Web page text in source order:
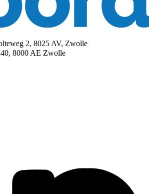
2, 8025 AV, Zwolle
8000 AE Zwolle